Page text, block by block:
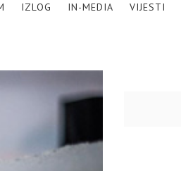
IZLOG IN-MEDIA VIJESTI